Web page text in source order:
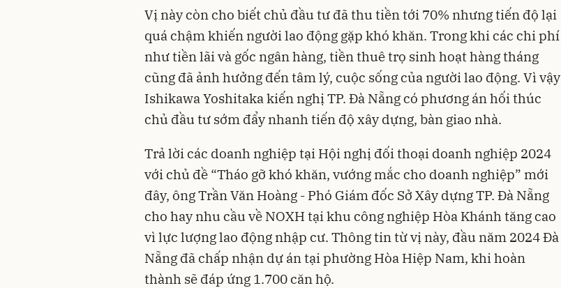
Vị này còn cho biết chủ đầu tư đã thu tiền tới 70% nhưng tiến độ lại
quá chậm khiến người lao động gặp khó khăn. Trong khi các chi phí
như tiền lãi và gốc ngân hàng, tiền thuê trọ sinh hoạt hàng tháng
cũng đã ảnh hưởng đến tâm lý, cuộc sống của người lao động. Vì vậy
Ishikawa Yoshitaka kiến nghị TP. Đà Nẵng có phương án hối thúc
chủ đầu tư sớm đẩy nhanh tiến độ xây dựng, bàn giao nhà.
Trả lời các doanh nghiệp tại Hội nghị đối thoại doanh nghiệp 2024
với chủ đề “Tháo gỡ khó khăn, vướng mắc cho doanh nghiệp” mới
đây, ông Trần Văn Hoàng - Phó Giám đốc Sở Xây dựng TP. Đà Nẵng
cho hay nhu cầu về NOXH tại khu công nghiệp Hòa Khánh tăng cao
vì lực lượng lao động nhập cư. Thông tin từ vị này, đầu năm 2024 Đà
Nẵng đã chấp nhận dự án tại phường Hòa Hiệp Nam, khi hoàn
thành sẽ đáp ứng 1.700 căn hộ.